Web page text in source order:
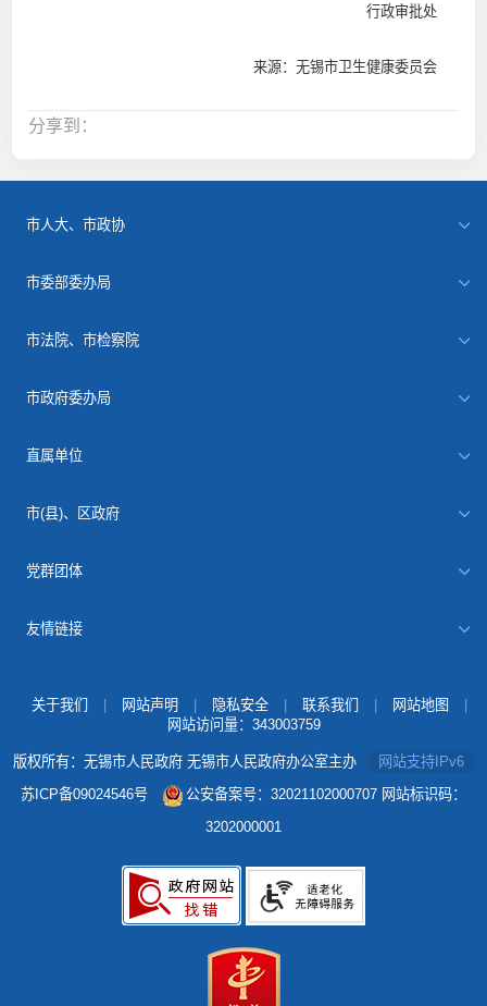
行政审批处
来源：无锡市卫生健康委员会
分享到：
市人大、市政协
市委部委办局
市法院、市检察院
市政府委办局
直属单位
市(县)、区政府
党群团体
友情链接
关于我们 网站声明 隐私安全 联系我们 网站地图
网站访问量： 343003759
版权所有：无锡市人民政府 无锡市人民政府办公室主办
网站支持IPv6
苏ICP备09024546号
公安备案号：32021102000707 网站标识码：
3202000001